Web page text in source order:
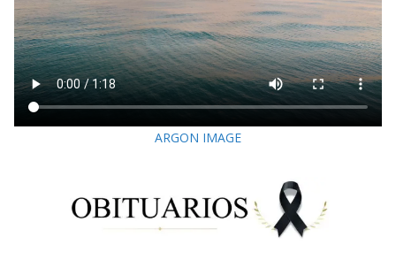
ARGON IMAGE